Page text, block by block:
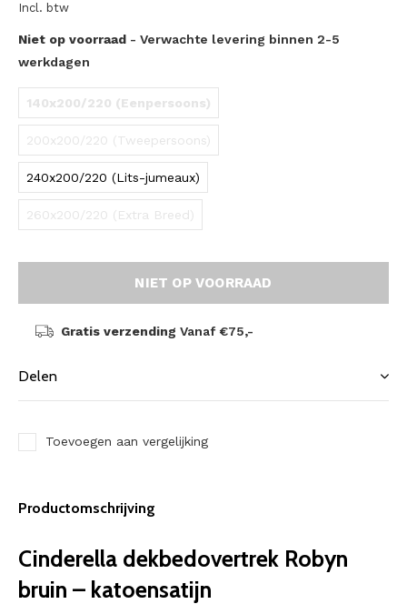
Incl. btw
Niet op voorraad - Verwachte levering binnen 2-5
werkdagen
140x200/220 (Eenpersoons)
200x200/220 (Tweepersoons)
240x200/220 (Lits-jumeaux)
260x200/220 (Extra Breed)
NIET OP VOORRAAD
Gratis verzending Vanaf €75,-
Delen
Toevoegen aan vergelijking
Productomschrijving
Cinderella dekbedovertrek Robyn
bruin – katoensatijn